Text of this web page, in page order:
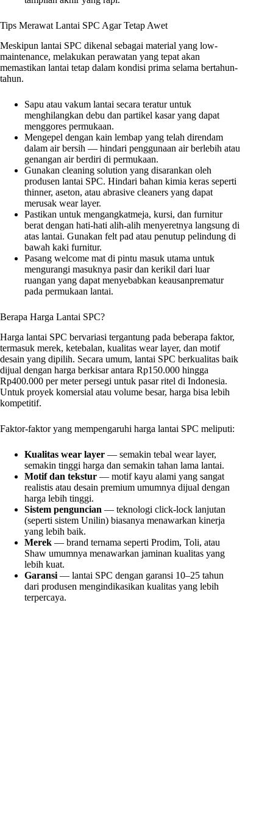
Tips Merawat Lantai SPC Agar Tetap Awet
Meskipun lantai SPC dikenal sebagai material yang low-
maintenance, melakukan perawatan yang tepat akan
memastikan lantai tetap dalam kondisi prima selama bertahun-
tahun.
Sapu atau vakum lantai secara teratur untuk
menghilangkan debu dan partikel kasar yang dapat
menggores permukaan.
Mengepel dengan kain lembap yang telah direndam
dalam air bersih — hindari penggunaan air berlebih atau
genangan air berdiri di permukaan.
Gunakan cleaning solution yang disarankan oleh
produsen lantai SPC. Hindari bahan kimia keras seperti
thinner, aseton, atau abrasive cleaners yang dapat
merusak wear layer.
Pastikan untuk mengangkatmeja, kursi, dan furnitur
berat dengan hati-hati alih-alih menyeretnya langsung di
atas lantai. Gunakan felt pad atau penutup pelindung di
bawah kaki furnitur.
Pasang welcome mat di pintu masuk utama untuk
mengurangi masuknya pasir dan kerikil dari luar
ruangan yang dapat menyebabkan keausanprematur
pada permukaan lantai.
Berapa Harga Lantai SPC?
Harga lantai SPC bervariasi tergantung pada beberapa faktor,
termasuk merek, ketebalan, kualitas wear layer, dan motif
desain yang dipilih. Secara umum, lantai SPC berkualitas baik
dijual dengan harga berkisar antara Rp150.000 hingga
Rp400.000 per meter persegi untuk pasar ritel di Indonesia.
Untuk proyek komersial atau volume besar, harga bisa lebih
kompetitif.
Faktor-faktor yang mempengaruhi harga lantai SPC meliputi:
Kualitas wear layer — semakin tebal wear layer,
semakin tinggi harga dan semakin tahan lama lantai.
Motif dan tekstur — motif kayu alami yang sangat
realistis atau desain premium umumnya dijual dengan
harga lebih tinggi.
Sistem penguncian — teknologi click-lock lanjutan
(seperti sistem Unilin) biasanya menawarkan kinerja
yang lebih baik.
Merek — brand ternama seperti Prodim, Toli, atau
Shaw umumnya menawarkan jaminan kualitas yang
lebih kuat.
Garansi — lantai SPC dengan garansi 10–25 tahun
dari produsen mengindikasikan kualitas yang lebih
terpercaya.